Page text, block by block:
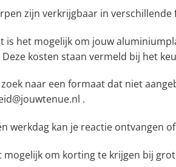
zijn verkrijgbaar in verschillende
is het mogelijk om jouw
kosten staan vermeld bij het
naar een formaat dat niet
.
werkdag kan je reactie ontvangen
mogelijk om korting te krijgen bij